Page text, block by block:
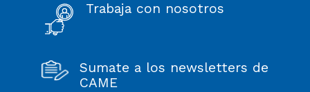
Trabaja con nosotros
Sumate a los newsletters de
CAME